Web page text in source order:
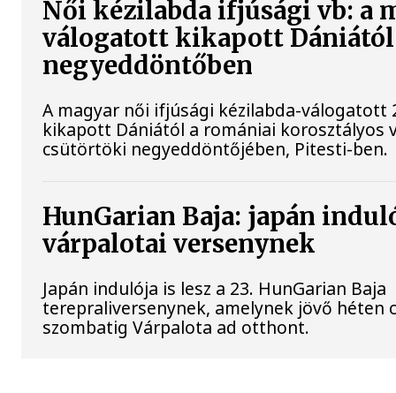
Női kézilabda ifjúsági vb: a
válogatott kikapott Dániától
negyeddöntőben
A magyar női ifjúsági kézilabda-válogatott
kikapott Dániától a romániai korosztályos
csütörtöki negyeddöntőjében, Pitesti-ben.
HunGarian Baja: japán
várpalotai versenynek
Japán indulója is lesz a 23. HunGarian Baja
terepraliversenynek, amelynek jövő héten
szombatig Várpalota ad otthont.